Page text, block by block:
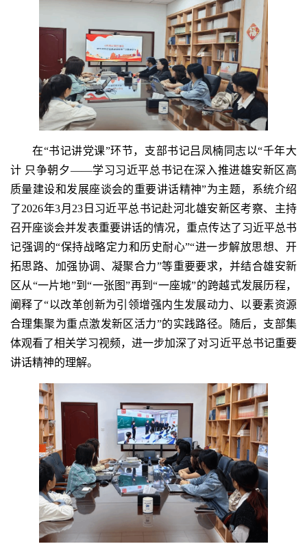
在“书记讲党课”环节，支部书记吕凤楠同志以“千年大
计 只争朝夕——学习习近平总书记在深入推进雄安新区高
质量建设和发展座谈会的重要讲话精神”为主题，系统介绍
了2026年3月23日习近平总书记赴河北雄安新区考察、主持
召开座谈会并发表重要讲话的情况，重点传达了习近平总书
记强调的“保持战略定力和历史耐心”“进一步解放思想、开
拓思路、加强协调、凝聚合力”等重要要求，并结合雄安新
区从“一片地”到“一张图”再到“一座城”的跨越式发展历程，
阐释了“以改革创新为引领增强内生发展动力、以要素资源
合理集聚为重点激发新区活力”的实践路径。随后，支部集
体观看了相关学习视频，进一步加深了对习近平总书记重要
讲话精神的理解。